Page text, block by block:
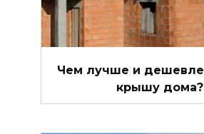
Чем лучше и
крышу дома?